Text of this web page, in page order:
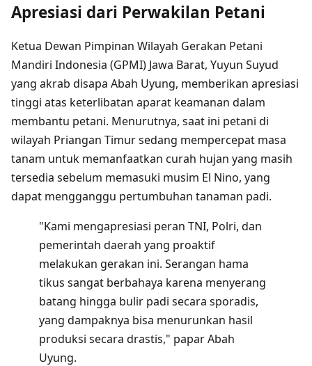
Apresiasi dari Perwakilan Petani
Ketua Dewan Pimpinan Wilayah Gerakan Petani
Mandiri Indonesia (GPMI) Jawa Barat, Yuyun Suyud
yang akrab disapa Abah Uyung, memberikan apresiasi
tinggi atas keterlibatan aparat keamanan dalam
membantu petani. Menurutnya, saat ini petani di
wilayah Priangan Timur sedang mempercepat masa
tanam untuk memanfaatkan curah hujan yang masih
tersedia sebelum memasuki musim El Nino, yang
dapat mengganggu pertumbuhan tanaman padi.
"Kami mengapresiasi peran TNI, Polri, dan
pemerintah daerah yang proaktif
melakukan gerakan ini. Serangan hama
tikus sangat berbahaya karena menyerang
batang hingga bulir padi secara sporadis,
yang dampaknya bisa menurunkan hasil
produksi secara drastis," papar Abah
Uyung.